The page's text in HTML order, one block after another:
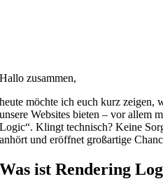
Hallo zusammen,
heute möchte ich euch kurz zeigen,
unsere Websites bieten – vor allem
Logic“. Klingt technisch? Keine
anhört und eröffnet großartige
Was ist Rendering